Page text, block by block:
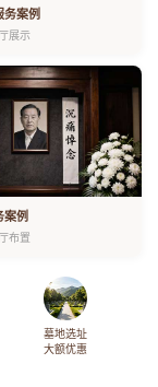
务案例
展示
案例
布置
墓地选址
大额优惠